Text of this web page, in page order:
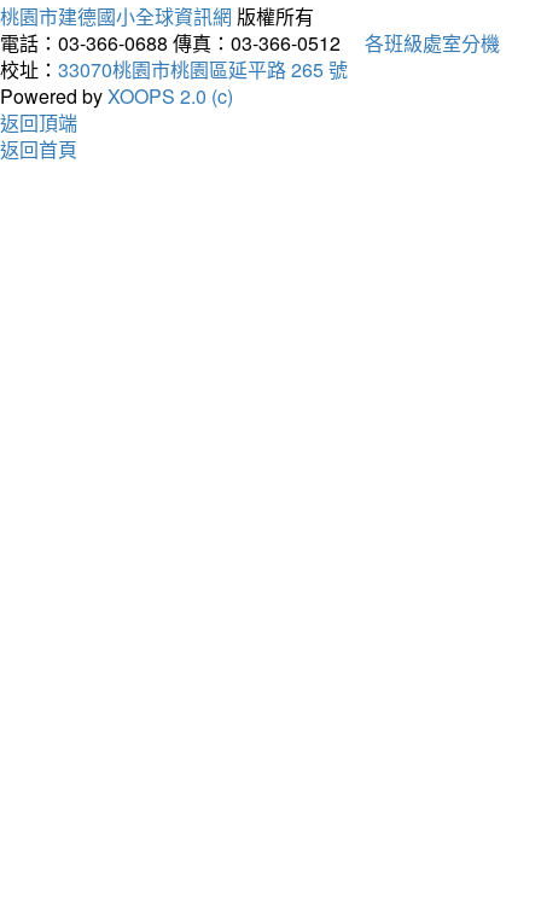
桃園市建德國小全球資訊網 版權所有
電話：03-366-0688 傳真：03-366-0512
各班級處室分機
校址： 33070桃園市桃園區延平路 265 號
Powered byXOOPS 2.0 (c)
返回頂端
返回首頁